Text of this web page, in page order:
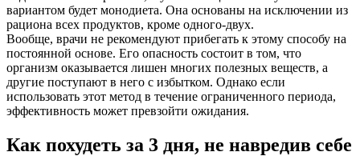
вариантом будет монодиета. Она основаны на исключении из
рациона всех продуктов, кроме одного-двух.
Вообще, врачи не рекомендуют прибегать к этому способу на
постоянной основе. Его опасность состоит в том, что
организм оказывается лишен многих полезных веществ, а
другие поступают в него с избытком. Однако если
использовать этот метод в течение ограниченного периода,
эффективность может превзойти ожидания.
Как похудеть за 3 дня, не навредив себе